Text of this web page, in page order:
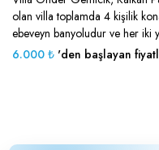
olan villa toplamda 4 kişilik
ebeveyn banyoludur ve her iki
6.000 ₺ 'den başlayan